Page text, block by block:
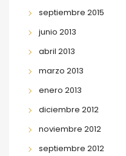
septiembre 2015
junio 2013
abril 2013
marzo 2013
enero 2013
diciembre 2012
noviembre 2012
septiembre 2012